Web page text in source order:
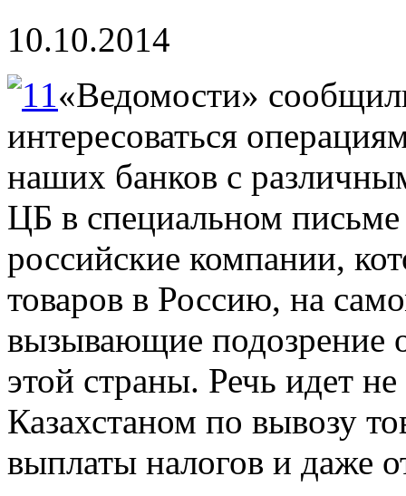
10.10.2014
«Ведомости»
интересоваться
наших банков с
ЦБ в специальном письме
российские компании,
товаров в Россию, на
вызывающие подозрение
этой страны. Речь идет
Казахстаном по вывозу
выплаты налогов и даже